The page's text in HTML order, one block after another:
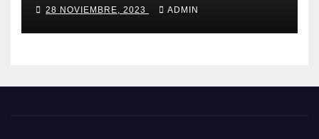
28 NOVIEMBRE, 2023 ADMIN